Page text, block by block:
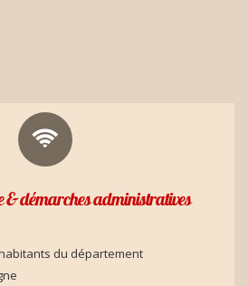
& démarches administratives
du département